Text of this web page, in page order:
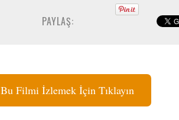
PAYLAŞ:
Bu Filmi İzlemek İçin Tıklayın